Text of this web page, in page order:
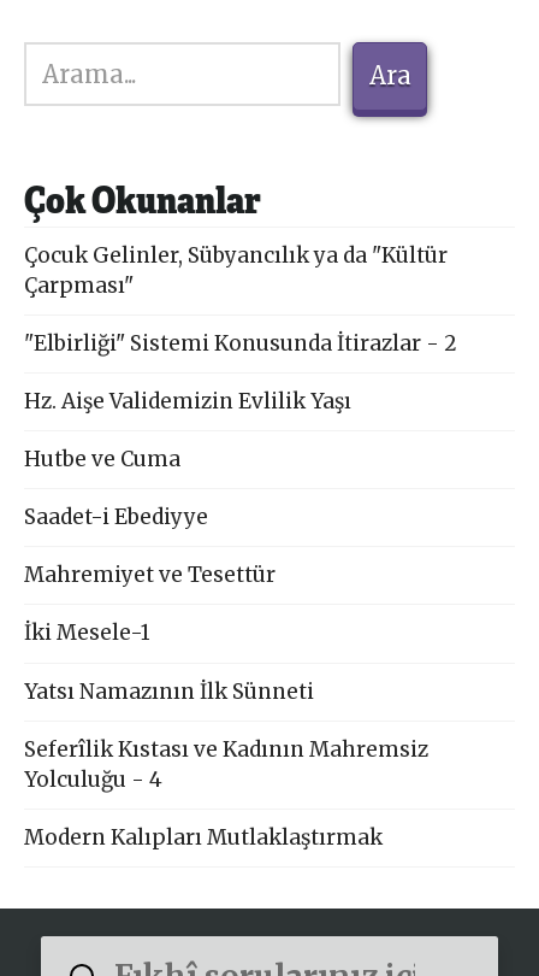
Ara
Ara
Çok Okunanlar
Çocuk Gelinler, Sübyancılık ya da "Kültür
Çarpması"
"Elbirliği" Sistemi Konusunda İtirazlar - 2
Hz. Aişe Validemizin Evlilik Yaşı
Hutbe ve Cuma
Saadet-i Ebediyye
Mahremiyet ve Tesettür
İki Mesele-1
Yatsı Namazının İlk Sünneti
Seferîlik Kıstası ve Kadının Mahremsiz
Yolculuğu - 4
Modern Kalıpları Mutlaklaştırmak